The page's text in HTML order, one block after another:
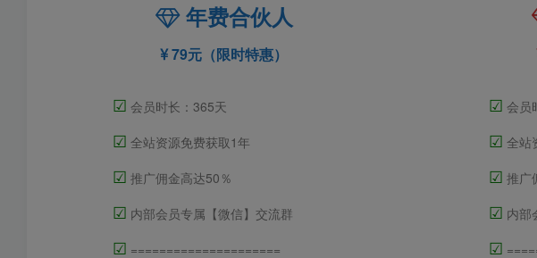
年费合伙人
79元（限时特惠）
☑ 会员时长：365天
☑ 全站资源免费获取1年
☑ 推广佣金高达50％
☑ 内部会员专属【微信】交流群
☑ =====================
☑ 会员
☑ 全站
☑ 推广
☑ 内部
☑